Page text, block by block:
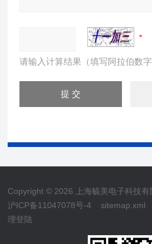
请输入计算结果（填写阿拉伯数
Copyright © 2026 上海毓美电子科技
沪ICP备11047078号-4
sitemap.xml
理登陆